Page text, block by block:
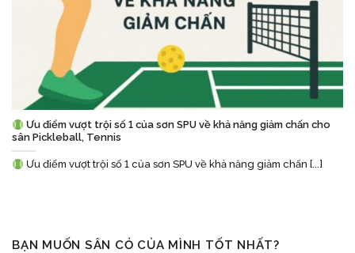
Ưu điểm vượt trội số 1 của sơn SPU về khả năng giảm chấn cho
sân Pickleball, Tennis
Ưu điểm vượt trội số 1 của sơn SPU về khả năng giảm chấn [...]
BẠN MUỐN SÂN CỎ CỦA MÌNH TỐT NHẤT?